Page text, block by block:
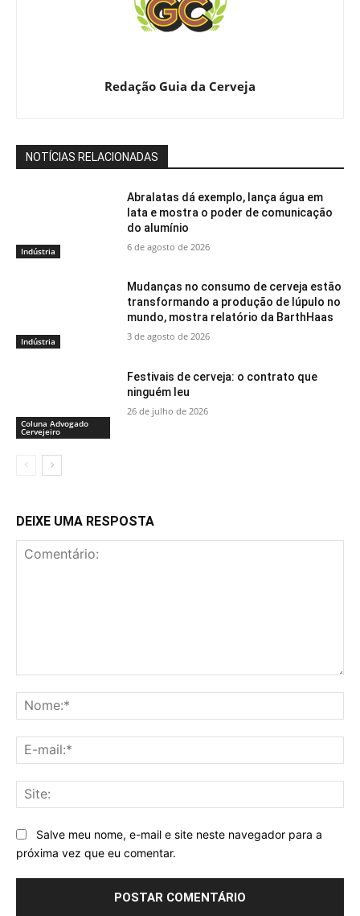
Redação Guia da Cerveja
NOTÍCIAS RELACIONADAS
Indústria
Abralatas dá exemplo, lança água em
lata e mostra o poder de comunicação
do alumínio
6 de agosto de 2026
Indústria
Mudanças no consumo de cerveja estão
transformando a produção de lúpulo no
mundo, mostra relatório da BarthHaas
3 de agosto de 2026
Coluna Advogado
Cervejeiro
Festivais de cerveja: o contrato que
ninguém leu
26 de julho de 2026
DEIXE UMA RESPOSTA
Salve meu nome, e-mail e site neste navegador para a
próxima vez que eu comentar.